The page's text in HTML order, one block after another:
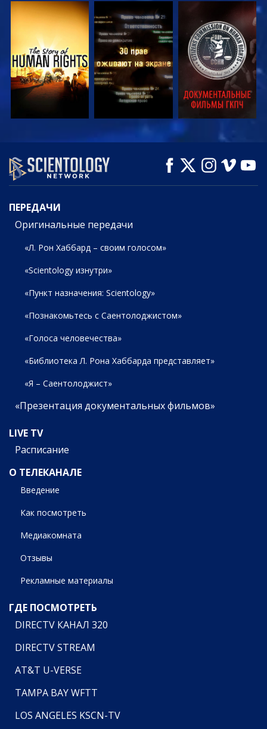
СМОТРЕТЬ СМОТРЕТЬ СМОТРЕТЬ
СМОТРЕТЬ СМОТРЕТЬ
СМОТРЕТЬ
ПЕРЕДАЧИ
ПЕРЕДАЧИ
Оригинальные передачи
«Л. Рон Хаббард – своим голосом»
«Scientology изнутри»
«Пункт назначения: Scientology»
«Познакомьтесь с Саентолоджистом»
«Голоса человечества»
«Библиотека Л. Рона Хаббарда представляет»
«Я – Саентолоджист»
«Презентация документальных фильмов»
LIVE TV
Расписание
О ТЕЛЕКАНАЛЕ
Введение
Как посмотреть
Медиакомната
Отзывы
Рекламные материалы
ГДЕ ПОСМОТРЕТЬ
DIRECTV КАНАЛ 320
DIRECTV STREAM
AT&T U-VERSE
TAMPA BAY WFTT
LOS ANGELES KSCN-TV